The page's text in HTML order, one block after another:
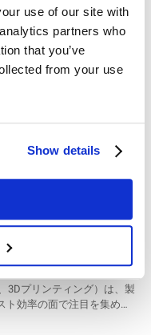
use of our site with
partners who
that you’ve
from your use
Show details
分布の評価
をはじめとするモノサッ
についてご紹介します。
ムにより、異なる濃度条
定を実施しました。測定
粘度補正を行い、正確なデ
関数と粒径分布が得ら
率と品質向上のた
ための粒子分析 セラ
と性能を左右する重要な
、分布は、焼結性、機械的
な影響を与えます。今回ご
子分析の重要性と、
ラミック業界の専門家にど
す。
子径・粒子形状を
ョン
3Dプリンティング）は、製
効率の面で注目を集めて